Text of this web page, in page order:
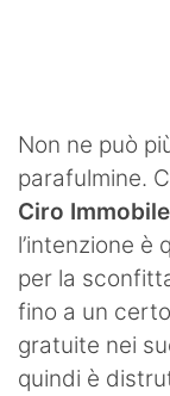
Contatti
Non ne può
parafulmine.
Ciro Immobile
l’intenzione è
per la
fino a un
gratuite nei
quindi è